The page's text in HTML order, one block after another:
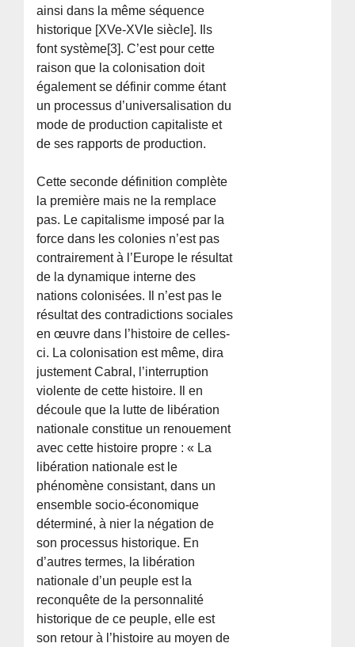
ainsi dans la même séquence
historique [XVe-XVIe siècle]. Ils
font système[3]. C’est pour cette
raison que la colonisation doit
également se définir comme étant
un processus d’universalisation du
mode de production capitaliste et
de ses rapports de production.
Cette seconde définition complète
la première mais ne la remplace
pas. Le capitalisme imposé par la
force dans les colonies n’est pas
contrairement à l’Europe le résultat
de la dynamique interne des
nations colonisées. Il n’est pas le
résultat des contradictions sociales
en œuvre dans l’histoire de celles-
ci. La colonisation est même, dira
justement Cabral, l’interruption
violente de cette histoire. Il en
découle que la lutte de libération
nationale constitue un renouement
avec cette histoire propre : « La
libération nationale est le
phénomène consistant, dans un
ensemble socio-économique
déterminé, à nier la négation de
son processus historique. En
d’autres termes, la libération
nationale d’un peuple est la
reconquête de la personnalité
historique de ce peuple, elle est
son retour à l’histoire au moyen de